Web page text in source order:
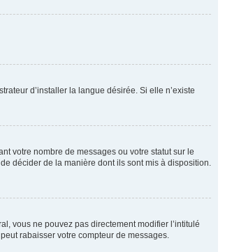
d’installer la langue désirée. Si elle n’existe
votre nombre de messages ou votre statut sur le
décider de la manière dont ils sont mis à disposition.
vous ne pouvez pas directement modifier l’intitulé
rabaisser votre compteur de messages.